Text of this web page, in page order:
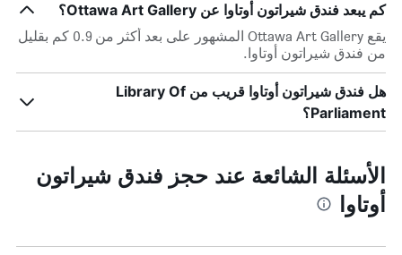
كم يبعد فندق شيراتون أوتاوا عن Ottawa Art Gallery؟
يقع Ottawa Art Gallery المشهور على بعد أكثر من 0.9 كم بقليل
من فندق شيراتون أوتاوا.
هل فندق شيراتون أوتاوا قريب من Library Of
Parliament؟
الأسئلة الشائعة عند حجز فندق شيراتون
أوتاوا